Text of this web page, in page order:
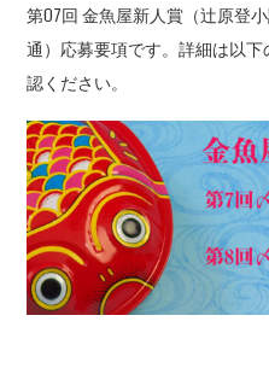
第07回 金魚屋新人賞（辻原登
通）応募要項です。詳細は以
認ください。